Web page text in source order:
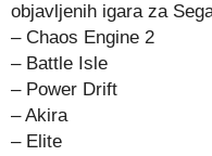
objavljenih igara za
– Chaos Engine 2
– Battle Isle
– Power Drift
– Akira
– Elite